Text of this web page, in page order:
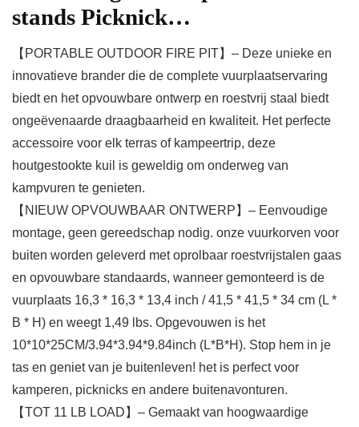
stands Picknick…
【PORTABLE OUTDOOR FIRE PIT】– Deze unieke en
innovatieve brander die de complete vuurplaatservaring
biedt en het opvouwbare ontwerp en roestvrij staal biedt
ongeëvenaarde draagbaarheid en kwaliteit. Het perfecte
accessoire voor elk terras of kampeertrip, deze
houtgestookte kuil is geweldig om onderweg van
kampvuren te genieten.
【NIEUW OPVOUWBAAR ONTWERP】– Eenvoudige
montage, geen gereedschap nodig. onze vuurkorven voor
buiten worden geleverd met oprolbaar roestvrijstalen gaas
en opvouwbare standaards, wanneer gemonteerd is de
vuurplaats 16,3 * 16,3 * 13,4 inch / 41,5 * 41,5 * 34 cm (L *
B * H) en weegt 1,49 lbs. Opgevouwen is het
10*10*25CM/3.94*3.94*9.84inch (L*B*H). Stop hem in je
tas en geniet van je buitenleven! het is perfect voor
kamperen, picknicks en andere buitenavonturen.
【TOT 11 LB LOAD】– Gemaakt van hoogwaardige